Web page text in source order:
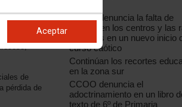
Aceptar
de Idiomas
de las EOI:
de
pérdida de
CCOO denuncia la falta de
plantilla en los centros y las
elevadas en un nuevo inicio
curso caótico
Continúan los recortes
en la zona sur
CCOO denuncia el
adoctrinamiento en un libro
texto de 6º de Primaria